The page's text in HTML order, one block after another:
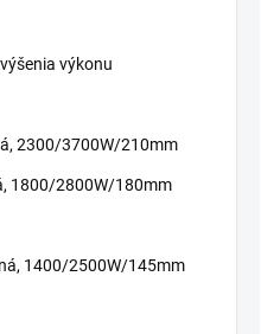
výkonu
2300/3700W/210mm
1800/2800W/180mm
1400/2500W/145mm